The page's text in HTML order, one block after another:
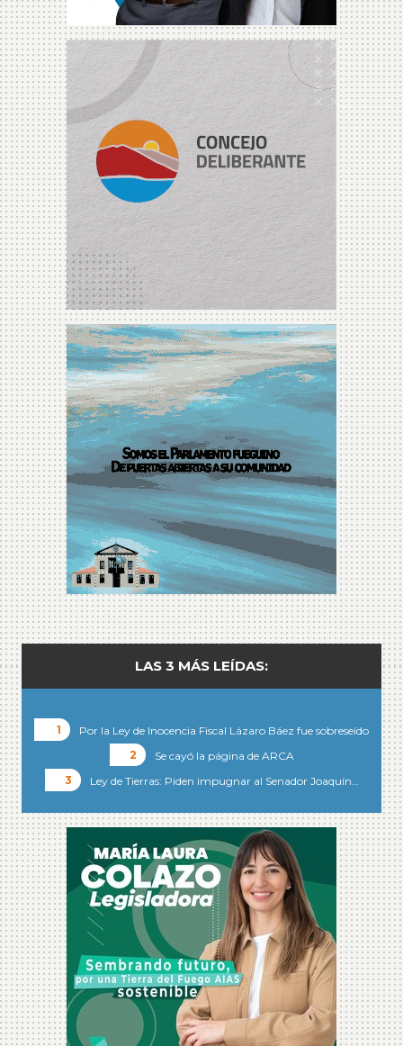
LAS 3 MÁS LEÍDAS:
Por la Ley de Inocencia Fiscal Lázaro Báez fue sobreseído
Se cayó la página de ARCA
Ley de Tierras: Piden impugnar al Senador Joaquín…